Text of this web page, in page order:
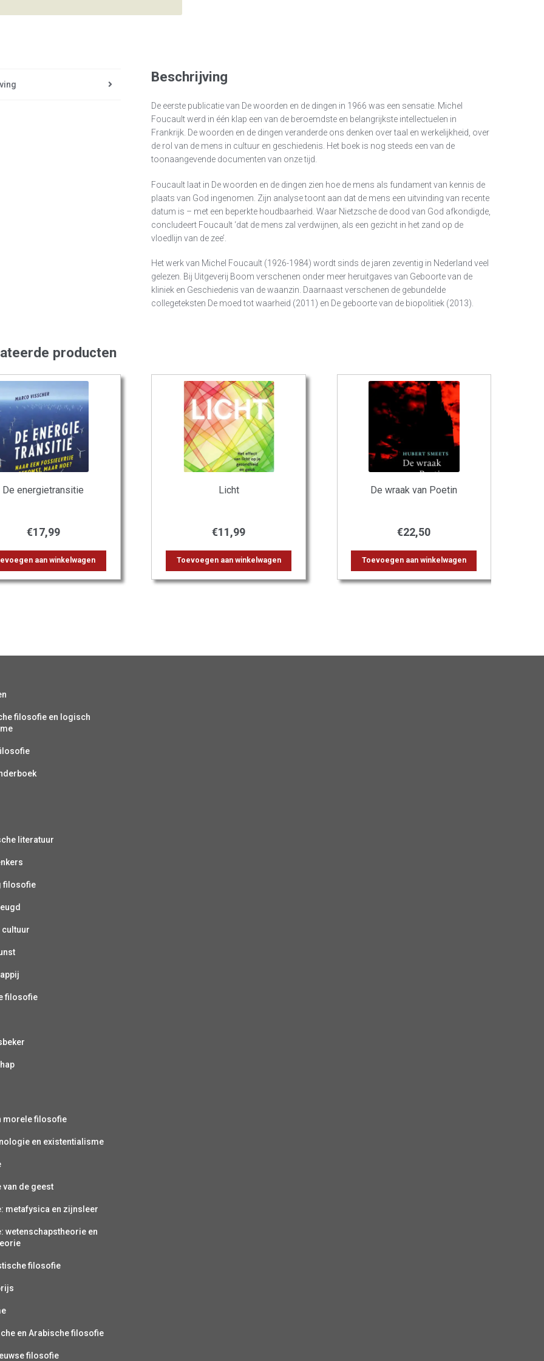
Beschrijving
De eerste publicatie van De woorden en de dingen in 1966 was een sensatie. Michel
Foucault werd in één klap een van de beroemdste en belangrijkste intellectuelen in
Frankrijk. De woorden en de dingen veranderde ons denken over taal en werkelijkheid, over
de rol van de mens in cultuur en geschiedenis. Het boek is nog steeds een van de
toonaangevende documenten van onze tijd.
Foucault laat in De woorden en de dingen zien hoe de mens als fundament van kennis de
plaats van God ingenomen. Zijn analyse toont aan dat de mens een uitvinding van recente
datum is – met een beperkte houdbaarheid. Waar Nietzsche de dood van God afkondigde,
concludeert Foucault ‘dat de mens zal verdwijnen, als een gezicht in het zand op de
vloedlijn van de zee’.
Het werk van Michel Foucault (1926-1984) wordt sinds de jaren zeventig in Nederland veel
gelezen. Bij Uitgeverij Boom verschenen onder meer heruitgaves van Geboorte van de
kliniek en Geschiedenis van de waanzin. Daarnaast verschenen de gebundelde
collegeteksten De moed tot waarheid (2011) en De geboorte van de biopolitiek (2013).
producten
De energietransitie
€17,99
aan winkelwagen
Licht
€11,99
Toevoegen aan winkelwagen
De wraak van Poetin
€22,50
Toevoegen aan winkelwagen
filosofie en logisch
literatuur
filosofie
cultuur
filosofie
morele filosofie
en existentialisme
de geest
metafysica en zijnsleer
wetenschapstheorie en
filosofie
en Arabische filosofie
filosofie